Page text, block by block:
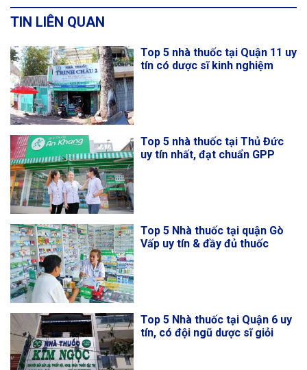
TIN LIÊN QUAN
Top 5 nhà thuốc tại Quận 11 uy
tín có dược sĩ kinh nghiệm
Top 5 nhà thuốc tại Thủ Đức
uy tín nhất, đạt chuẩn GPP
Top 5 Nhà thuốc tại quận Gò
Vấp uy tín & đầy đủ thuốc
Top 5 Nhà thuốc tại Quận 6 uy
tín, có đội ngũ dược sĩ giỏi